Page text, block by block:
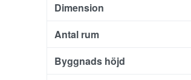
Dimension
Antal rum
Byggnads höjd